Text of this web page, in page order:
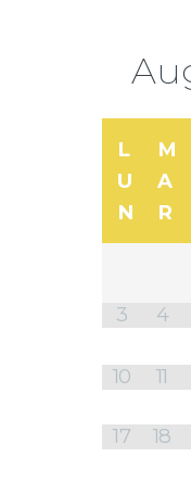
L
U
N
M
A
R
3 4
10 11
17 18